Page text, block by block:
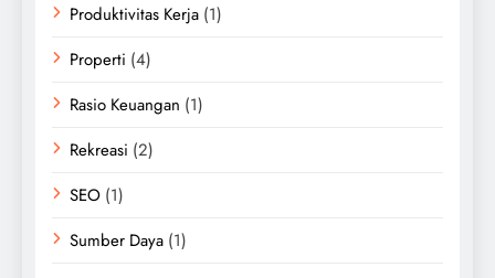
Produktivitas Kerja (1)
Properti (4)
Rasio Keuangan (1)
Rekreasi (2)
SEO (1)
Sumber Daya (1)